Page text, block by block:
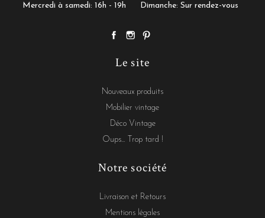
Mercredi à samedi: 16h - 19h
Dimanche: Sur rendez-vous
Le site
Nouveaux produits
Mobilier vintage
Déco Vintage
Oups... Trop tard !
Notre société
Livraison et Retours
Mentions légales